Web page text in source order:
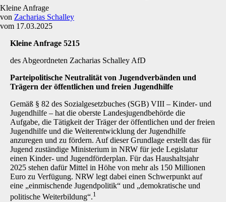
Kleine Anfrage
von Zacharias Schalley
vom 17.03.2025
Kleine Anfrage 5215
des Abgeordneten Zacharias Schalley AfD
Parteipolitische Neutralität von Jugendverbänden und
Trägern der öffentlichen und freien Jugendhilfe
Gemäß § 82 des Sozialgesetzbuches (SGB) VIII – Kinder- und
Jugendhilfe – hat die oberste Landesjugendbehörde die
Aufgabe, die Tätigkeit der Träger der öffentlichen und der freien
Jugendhilfe und die Weiterentwicklung der Jugendhilfe
anzuregen und zu fördern. Auf dieser Grundlage erstellt das für
Jugend zuständige Ministerium in NRW für jede Legislatur
einen Kinder- und Jugendförderplan. Für das Haushaltsjahr
2025 stehen dafür Mittel in Höhe von mehr als 150 Millionen
Euro zu Verfügung. NRW legt dabei einen Schwerpunkt auf
eine „einmischende Jugendpolitik“ und „demokratische und
politische Weiterbildung“.1